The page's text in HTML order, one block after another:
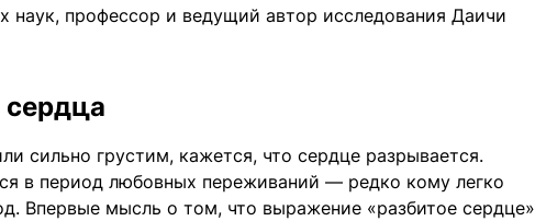
наук, профессор и ведущий автор исследования Даичи
сердца
сильно грустим, кажется, что сердце разрывается.
в период любовных переживаний — редко кому легко
Впервые мысль о том, что выражение «разбитое сердце»